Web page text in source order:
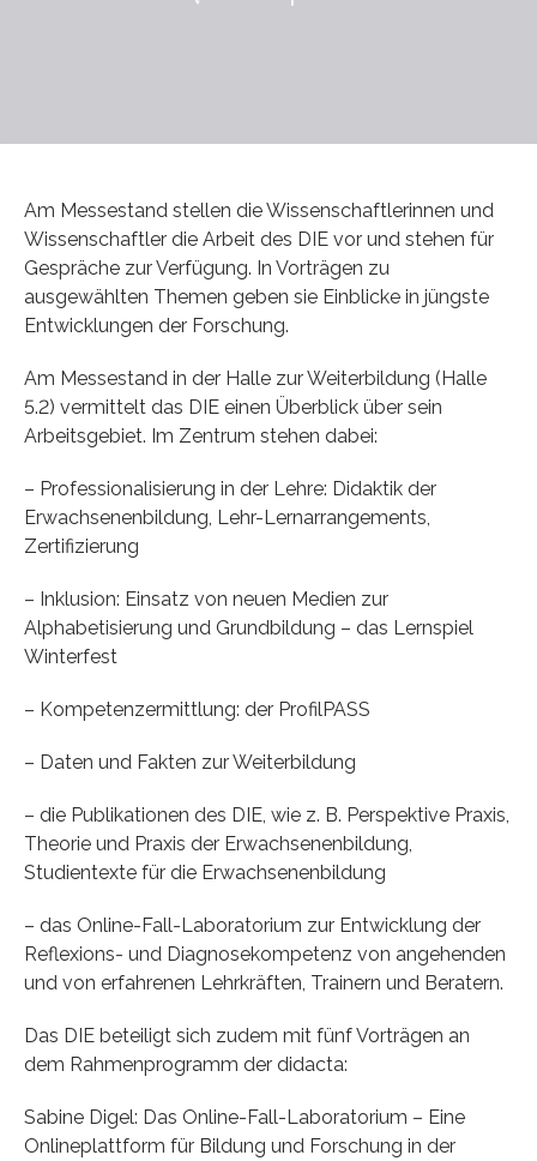
Am Messestand stellen die Wissenschaftlerinnen und
Wissenschaftler die Arbeit des DIE vor und stehen für
Gespräche zur Verfügung. In Vorträgen zu
ausgewählten Themen geben sie Einblicke in jüngste
Entwicklungen der Forschung.
Am Messestand in der Halle zur Weiterbildung (Halle
5.2) vermittelt das DIE einen Überblick über sein
Arbeitsgebiet. Im Zentrum stehen dabei:
– Professionalisierung in der Lehre: Didaktik der
Erwachsenenbildung, Lehr-Lernarrangements,
Zertifizierung
– Inklusion: Einsatz von neuen Medien zur
Alphabetisierung und Grundbildung – das Lernspiel
Winterfest
– Kompetenzermittlung: der ProfilPASS
– Daten und Fakten zur Weiterbildung
– die Publikationen des DIE, wie z. B. Perspektive Praxis,
Theorie und Praxis der Erwachsenenbildung,
Studientexte für die Erwachsenenbildung
– das Online-Fall-Laboratorium zur Entwicklung der
Reflexions- und Diagnosekompetenz von angehenden
und von erfahrenen Lehrkräften, Trainern und Beratern.
Das DIE beteiligt sich zudem mit fünf Vorträgen an
dem Rahmenprogramm der didacta:
Sabine Digel: Das Online-Fall-Laboratorium – Eine
Onlineplattform für Bildung und Forschung in der